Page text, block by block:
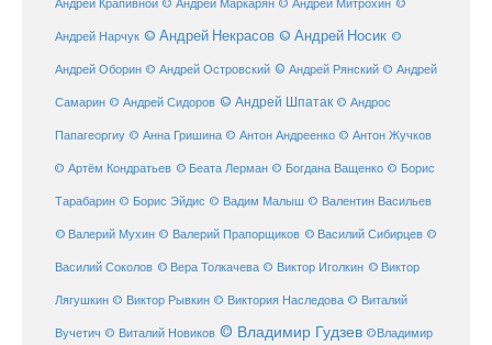
Андрей Крапивной © Андрей Маркарян © Андрей Митрохин ©
Андрей Нарчук © Андрей Некрасов © Андрей Носик ©
Андрей Оборин © Андрей Островский © Андрей Рянский © Андрей
Самарин © Андрей Сидоров © Андрей Шпатак © Андрос
Папагеоргиу © Анна Гришина © Антон Андреенко © Антон Жучков
© Артём Кондратьев © Беата Лерман © Богдана Ващенко © Борис
Тарабарин © Борис Эйдис © Вадим Малыш © Валентин Васильев
© Валерий Мухин © Валерий Прапорщиков © Василий Сибирцев ©
Василий Соколов © Вера Толкачева © Виктор Иголкин © Виктор
Лягушкин © Виктор Рывкин © Виктория Наследова © Виталий
Вучетич © Виталий Новиков © Владимир Гудзев ©Владимир